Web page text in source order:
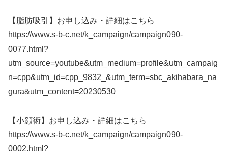
【脂肪吸引】お申し込み・詳細はこちら
https://www.s-b-c.net/k_campaign/campaign090-
0077.html?
utm_source=youtube&utm_medium=profile&utm_campaig
n=cpp&utm_id=cpp_9832_&utm_term=sbc_akihabara_na
gura&utm_content=20230530
【小顔術】お申し込み・詳細はこちら
https://www.s-b-c.net/k_campaign/campaign090-
0002.html?